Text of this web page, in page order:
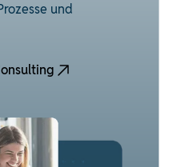
und